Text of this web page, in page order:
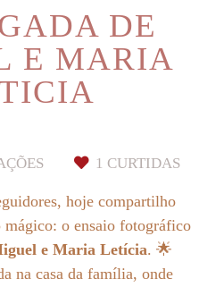
DE
E MARIA
1 CURTIDAS
hoje compartilho
o ensaio fotográfico
e Maria Letícia. 🌟
na casa da família, onde